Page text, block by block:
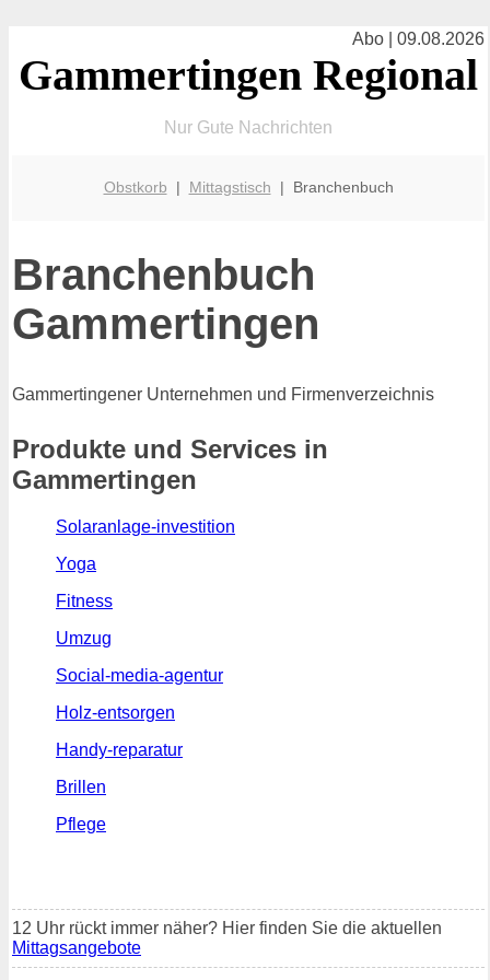
Abo | 09.08.2026
Gammertingen Regional
Nur Gute Nachrichten
Obstkorb | Mittagstisch | Branchenbuch
Branchenbuch
Gammertingen
Gammertingener Unternehmen und Firmenverzeichnis
Produkte und Services in
Gammertingen
Solaranlage-investition
Yoga
Fitness
Umzug
Social-media-agentur
Holz-entsorgen
Handy-reparatur
Brillen
Pflege
12 Uhr rückt immer näher? Hier finden Sie die aktuellen
Mittagsangebote